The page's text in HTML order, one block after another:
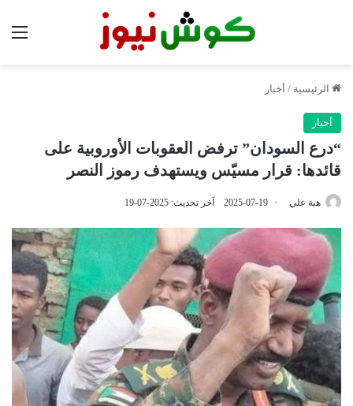
الرئيسية / أخبار
أخبار
“درع السودان” ترفض العقوبات الأوروبية على
قائدها: قرار مسيّس ويستهدف رموز النصر
هبة علي 2025-07-19 آخر تحديث: 2025-07-19